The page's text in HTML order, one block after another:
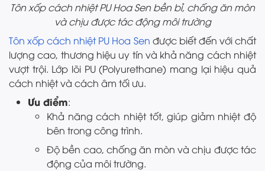
Tôn xốp cách nhiệt PU Hoa Sen bền bỉ, chống ăn mòn
và chịu được tác động môi trường
Tôn xốp cách nhiệt PU Hoa Sen được biết đến với chất
lượng cao, thương hiệu uy tín và khả năng cách nhiệt
vượt trội. Lớp lõi PU (Polyurethane) mang lại hiệu quả
cách nhiệt và cách âm tối ưu.
Ưu điểm:
Khả năng cách nhiệt tốt, giúp giảm nhiệt độ
bên trong công trình.
Độ bền cao, chống ăn mòn và chịu được tác
động của môi trường.